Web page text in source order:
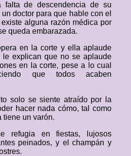
falta de descendencia de su
doctor para que hable con el
alguna razón médica por
queda embarazada.
en la corte y ella aplaude
le explican que no se aplaude
en la corte, pese a lo cual
que todos acaben
solo se siente atraído por la
hacer nada cómo, tal como
tiene un varón.
refugia en fiestas, lujosos
peinados, y el champán y